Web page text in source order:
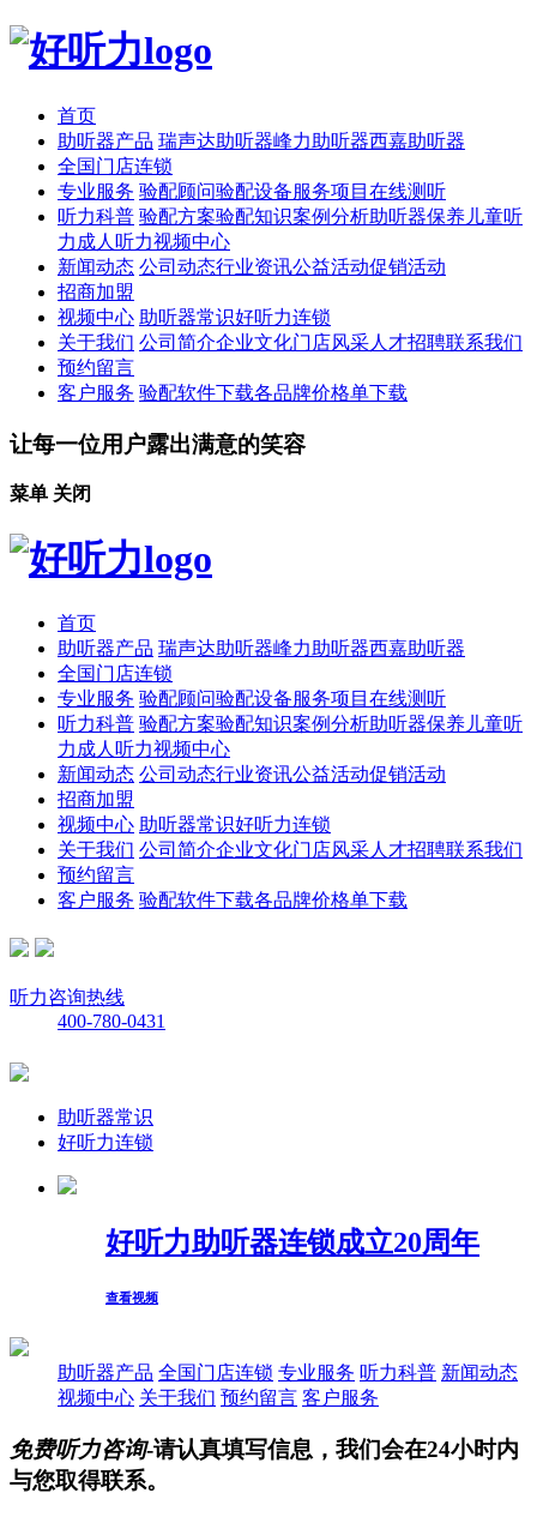
首页
助听器产品 瑞声达助听器峰力助听器西嘉助听器
全国门店连锁
专业服务 验配顾问验配设备服务项目 在线测听
听力科普 验配方案验配知识案例分析助听器保养 儿童听
力 成人听力视频中心
新闻动态 公司动态行业资讯公益活动促销活动
招商加盟
视频中心 助听器常识好听力连锁
关于我们 公司简介企业文化门店风采人才招聘联系我们
预约留言
客户服务 验配软件下载各品牌价格单下载
让每一位用户露出满意的笑容
菜单 关闭
首页
助听器产品 瑞声达助听器峰力助听器西嘉助听器
全国门店连锁
专业服务 验配顾问验配设备服务项目 在线测听
听力科普 验配方案验配知识案例分析助听器保养 儿童听
力 成人听力视频中心
新闻动态 公司动态行业资讯公益活动促销活动
招商加盟
视频中心 助听器常识好听力连锁
关于我们 公司简介企业文化门店风采人才招聘联系我们
预约留言
客户服务 验配软件下载各品牌价格单下载
听力咨询热线
400-780-0431
助听器常识
好听力连锁
好听力助听器连锁成立20周年
查看视频
助听器产品 全国门店连锁 专业服务 听力科普 新闻动态
视频中心 关于我们 预约留言 客户服务
免费听力咨询-请认真填写信息，我们会在24小时内
与您取得联系。